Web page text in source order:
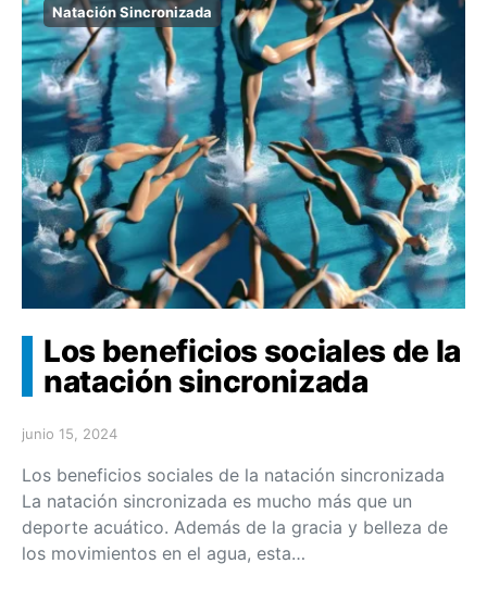
Natación Sincronizada
Los beneficios sociales de la
natación sincronizada
junio 15, 2024
Los beneficios sociales de la natación sincronizada
La natación sincronizada es mucho más que un
deporte acuático. Además de la gracia y belleza de
los movimientos en el agua, esta…